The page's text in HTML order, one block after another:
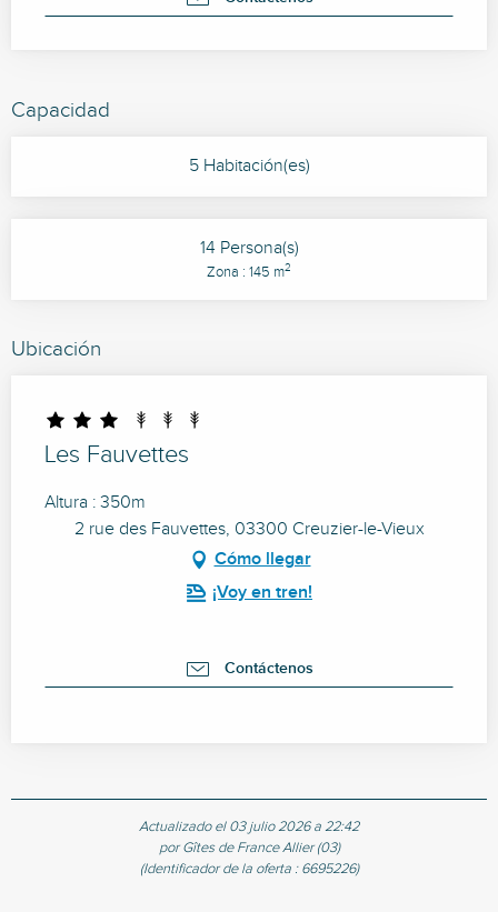
Capacidad
5 Habitación(es)
14 Persona(s)
Zona : 145 m2
Ubicación
Les Fauvettes
Altura : 350m
2 rue des Fauvettes, 03300 Creuzier-le-Vieux
Cómo llegar
¡Voy en tren!
Contáctenos
Actualizado el 03 julio 2026 a 22:42
por Gîtes de France Allier (03)
(Identificador de la oferta : 6695226)